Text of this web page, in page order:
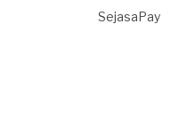
SejasaPay